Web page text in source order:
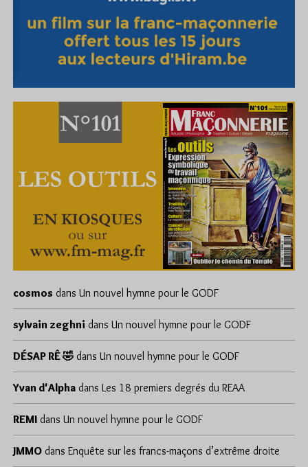
cosmos dans Un nouvel hymne pour le GODF
sylvain zeghni dans Un nouvel hymne pour le GODF
DÉSAP RÊ 🤣 dans Un nouvel hymne pour le GODF
Yvan d'Alpha dans Les 18 premiers degrés du REAA
REMI dans Un nouvel hymne pour le GODF
JMMO dans Enquête sur les francs-maçons d’extrême droite